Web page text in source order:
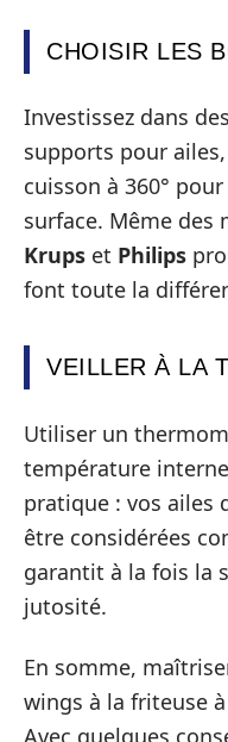
CHOISIR LES
Investissez dans
supports pour
cuisson à 360°
surface. Même des
Krups et Philips
font toute la
VEILLER À LA
Utiliser un
température
pratique : vos ailes
être considérées
garantit à la fois la
jutosité.
En somme,
wings à la friteuse